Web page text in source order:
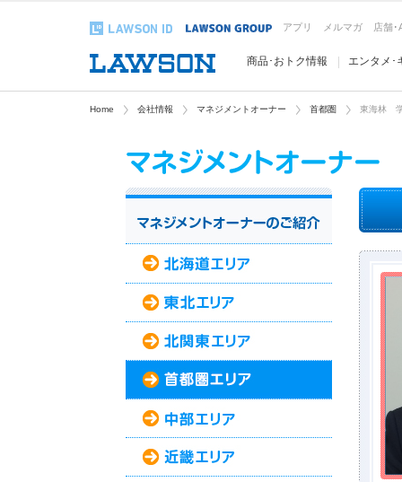
アプリ メルマガ 店舗･
商品･おトク情報 エンタメ･
Home 会社情報 マネジメントオーナー 首都圏 東海林